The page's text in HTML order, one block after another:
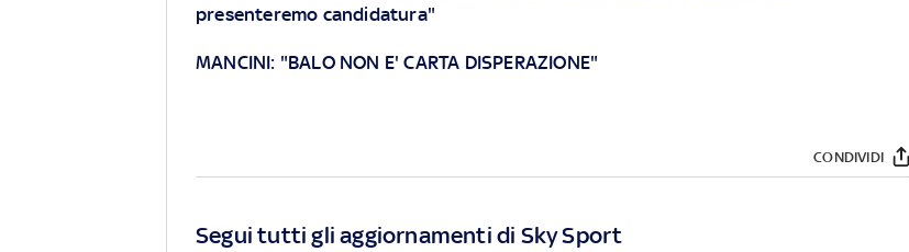
presenteremo candidatura"
MANCINI: "BALO NON E' CARTA DISPERAZIONE"
CONDIVIDI
Segui tutti gli aggiornamenti di Sky Sport